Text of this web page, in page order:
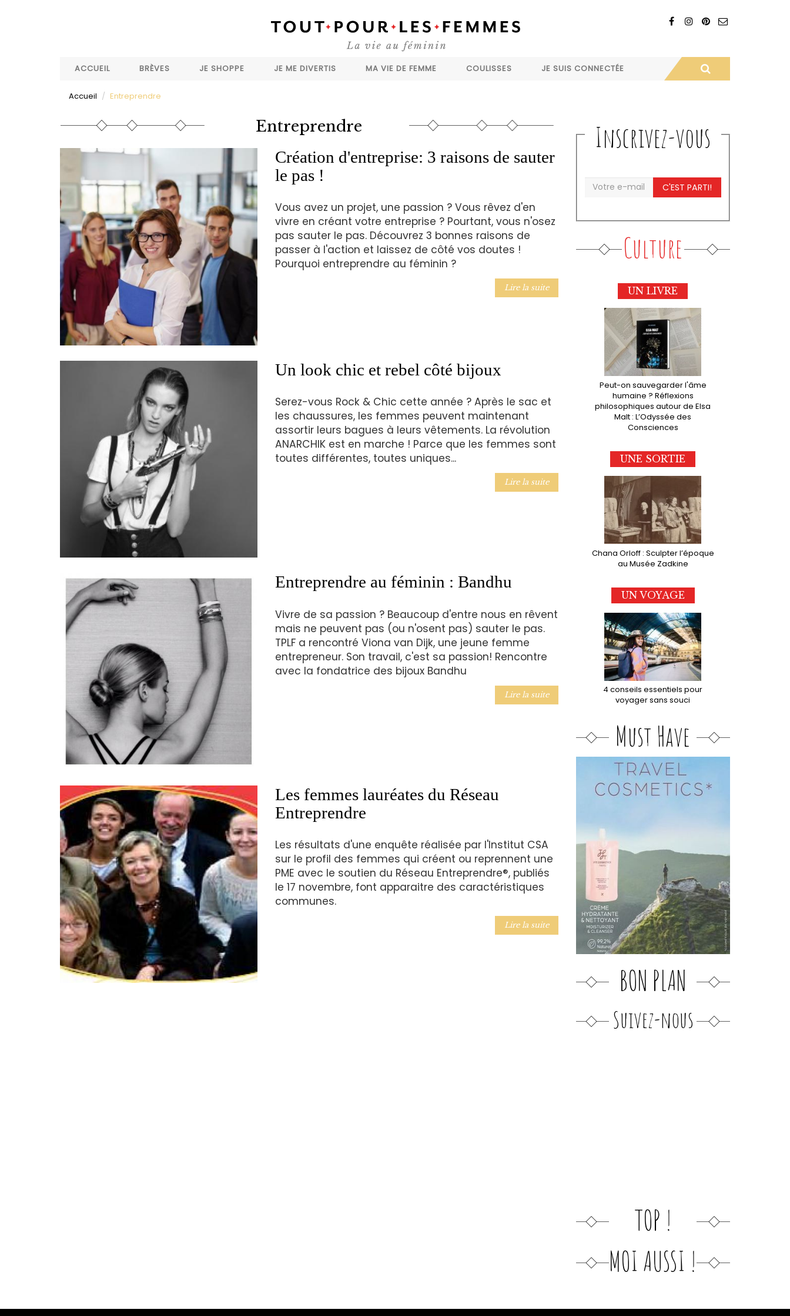
ACCUEIL
BRÈVES JE SHOPPE JE ME DIVERTIS MA VIE DE FEMME COULISSES JE SUIS CONNECTÉE
Accueil Entreprendre
Entreprendre
Création d'entreprise: 3 raisons de sauter
le pas !
Vous avez un projet, une passion ? Vous rêvez d'en
vivre en créant votre entreprise ? Pourtant, vous n'osez
pas sauter le pas. Découvrez 3 bonnes raisons de
passer à l'action et laissez de côté vos doutes !
Pourquoi entreprendre au féminin ?
Lire la suite
Un look chic et rebel côté bijoux
Serez-vous Rock & Chic cette année ? Après le sac et
les chaussures, les femmes peuvent maintenant
assortir leurs bagues à leurs vêtements. La révolution
ANARCHIK est en marche ! Parce que les femmes sont
toutes différentes, toutes uniques...
Lire la suite
Entreprendre au féminin : Bandhu
Vivre de sa passion ? Beaucoup d'entre nous en rêvent
mais ne peuvent pas (ou n'osent pas) sauter le pas.
TPLF a rencontré Viona van Dijk, une jeune femme
entrepreneur. Son travail, c'est sa passion! Rencontre
avec la fondatrice des bijoux Bandhu
Lire la suite
Les femmes lauréates du Réseau
Entreprendre
Les résultats d'une enquête réalisée par l'Institut CSA
sur le profil des femmes qui créent ou reprennent une
PME avec le soutien du Réseau Entreprendre®, publiés
le 17 novembre, font apparaitre des caractéristiques
communes.
Lire la suite
Inscrivez-vous
C'EST PARTI!
Culture
UN LIVRE
Peut-on sauvegarder l'âme
humaine ? Réflexions
philosophiques autour de Elsa
Malt : L’Odyssée des
Consciences
UNE SORTIE
Chana Orloff : Sculpter l’époque
au Musée Zadkine
UN VOYAGE
4 conseils essentiels pour
voyager sans souci
Must Have
BON PLAN
Suivez-nous
TOP !
MOI AUSSI !